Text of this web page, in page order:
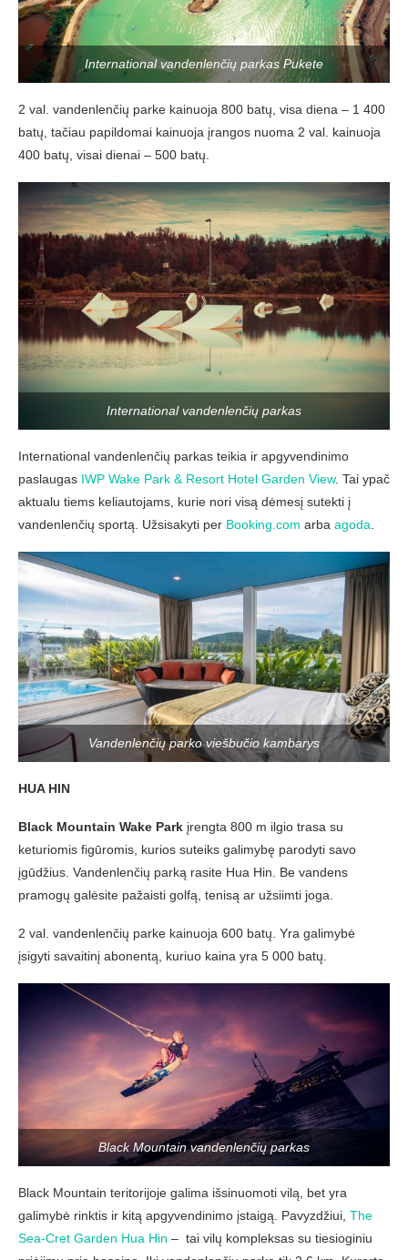
International vandenlenčių parkas Pukete
2 val. vandenlenčių parke kainuoja 800 batų, visa diena – 1 400
batų, tačiau papildomai kainuoja įrangos nuoma 2 val. kainuoja
400 batų, visai dienai – 500 batų.
International vandenlenčių parkas
International vandenlenčių parkas teikia ir apgyvendinimo
paslaugas IWP Wake Park & Resort Hotel Garden View. Tai ypač
aktualu tiems keliautojams, kurie nori visą dėmesį sutekti į
vandenlenčių sportą. Užsisakyti per Booking.com arba agoda
Vandenlenčių parko viešbučio kambarys
HUA HIN
Black Mountain Wake Park įrengta 800 m ilgio trasa su
keturiomis figūromis, kurios suteiks galimybę parodyti savo
įgūdžius. Vandenlenčių parką rasite Hua Hin. Be vandens
pramogų galėsite pažaisti golfą, tenisą ar užsiimti joga.
2 val. vandenlenčių parke kainuoja 600 batų. Yra galimybė
įsigyti savaitinį abonentą, kuriuo kaina yra 5 000 batų.
Black Mountain vandenlenčių parkas
Black Mountain teritorijoje galima išsinuomoti vilą, bet yra
galimybė rinktis ir kitą apgyvendinimo įstaigą. Pavyzdžiui, The
Sea-Cret Garden Hua Hin – tai vilų kompleksas su tiesioginiu